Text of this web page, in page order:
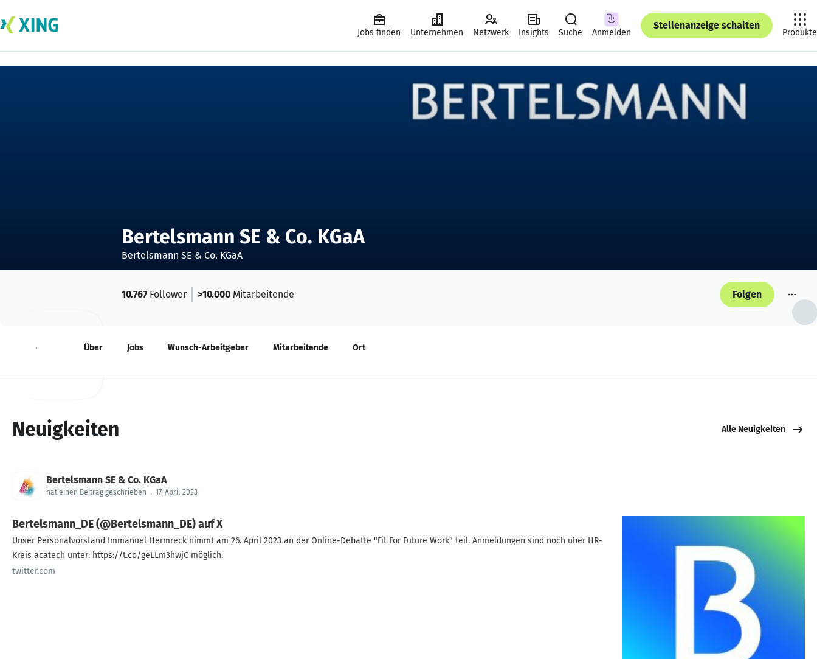
Jobs finden Unternehmen Netzwerk Insights Suche Anmelden
Stellenanzeige schalten
Produkte
Bertelsmann SE & Co. KGaA
Bertelsmann SE & Co. KGaA
10.767Follower >10.000 Mitarbeitende Folgen
Neuigkeiten Über Jobs Wunsch-Arbeitgeber Mitarbeitende Ort
Neuigkeiten Alle Neuigkeiten
Bertelsmann SE & Co. KGaA
hat einen Beitrag geschrieben . 17. April 2023
Bertelsmann_DE (@Bertelsmann_DE) auf X
Unser Personalvorstand Immanuel Hermreck nimmt am 26. April 2023 an der Online-Debatte "Fit For Future Work" teil. Anmeldungen sind noch über HR-
Kreis acatech unter: https://t.co/geLLm3hwjC möglich.
twitter.com